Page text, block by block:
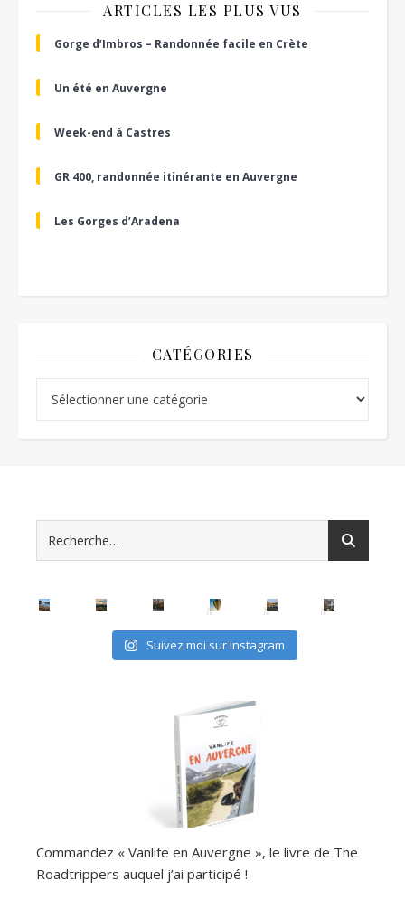
ARTICLES LES PLUS VUS
Gorge d’Imbros – Randonnée facile en Crète
Un été en Auvergne
Week-end à Castres
GR 400, randonnée itinérante en Auvergne
Les Gorges d’Aradena
CATÉGORIES
Suivez moi sur Instagram
Commandez « Vanlife en Auvergne », le livre de The
Roadtrippers auquel j’ai participé !